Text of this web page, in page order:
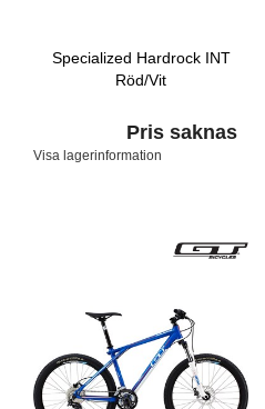
Specialized Hardrock INT
Röd/Vit
Pris saknas
Visa lagerinformation